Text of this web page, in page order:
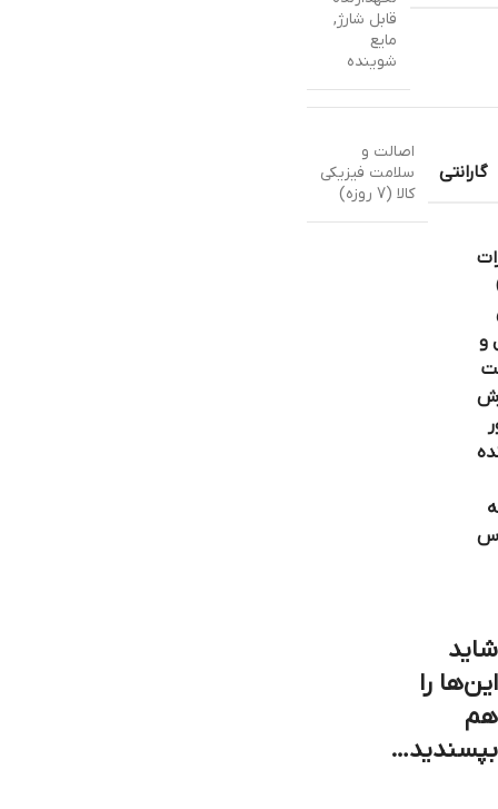
قابل شارژ,
مایع
شوینده
گارانتی
اصالت و
سلامت فیزیکی
کالا (7 روزه)
و
شاید
این‌ها را
هم
بپسندید…